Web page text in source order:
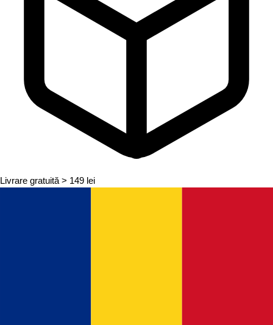
Livrare gratuită > 149 lei